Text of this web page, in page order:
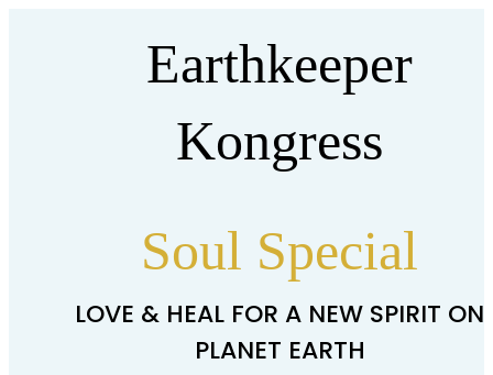
Earthkeeper
Kongress
Soul Special
LOVE & HEAL FOR A NEW SPIRIT ON
PLANET EARTH